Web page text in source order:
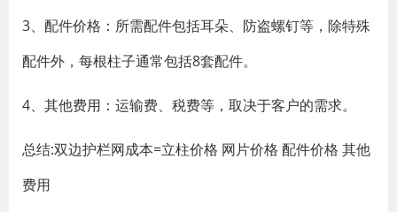
3、配件价格：所需配件包括耳朵、防盗螺钉等，除特殊
配件外，每根柱子通常包括8套配件。
4、其他费用：运输费、税费等，取决于客户的需求。
总结:双边护栏网成本=立柱价格 网片价格 配件价格 其他
费用